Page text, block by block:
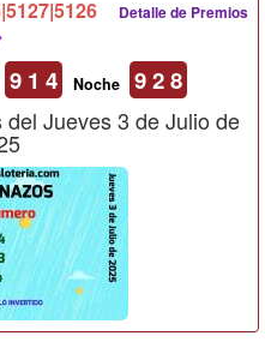
Detalle de Premios
9 1 4 Noche 9 2 8
Jueves 3 de Julio de